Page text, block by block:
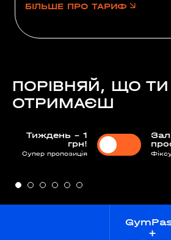
БІЛЬШЕ ПРО ТАРИФ
ПОРІВНЯЙ, ЩО ТИ
ОТРИМАЄШ
Тиждень - 1
грн!
Супер пропозиція
+